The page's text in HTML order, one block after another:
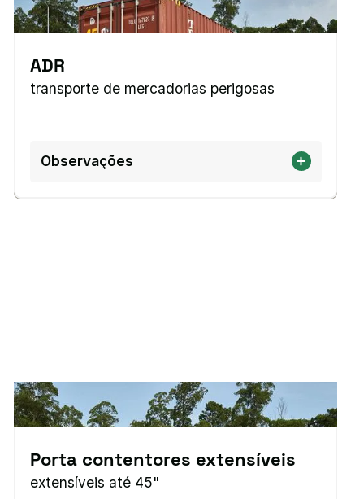
ADR
transporte de mercadorias perigosas
Observações
Porta contentores extensíveis
extensíveis até 45"